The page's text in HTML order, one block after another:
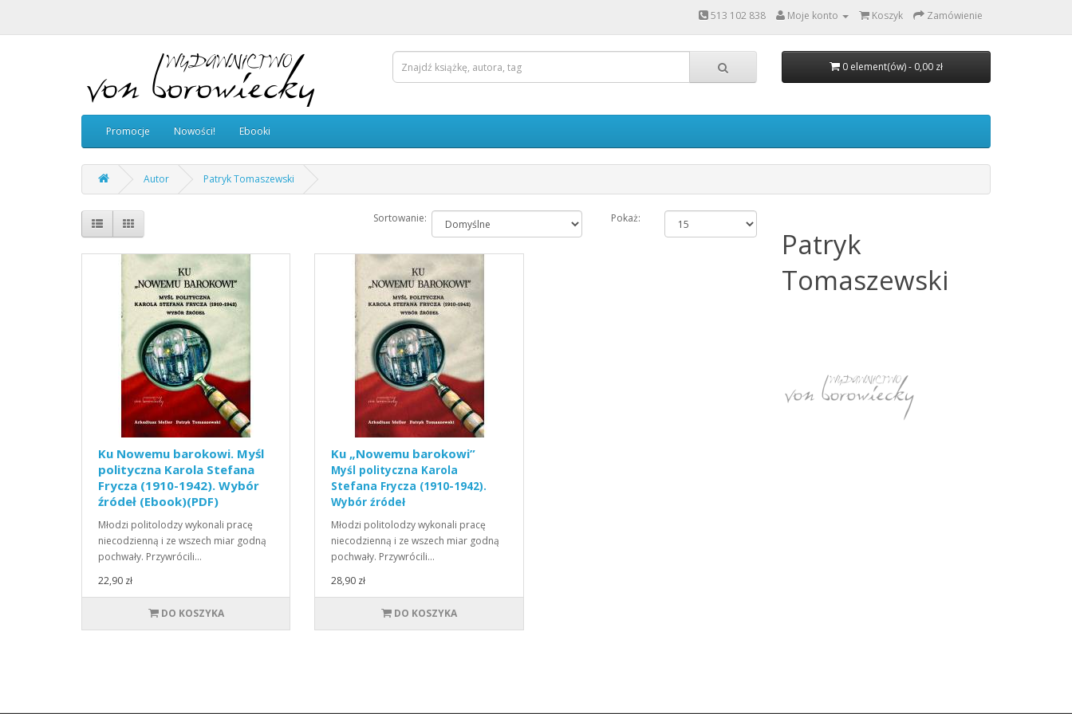
513 102 838 Moje konto Koszyk Zamówienie
0 element(ów) - 0,00 zł
Promocje Nowości! Ebooki
Autor Patryk Tomaszewski
Sortowanie: Pokaż:
Ku Nowemu barokowi. Myśl
polityczna Karola Stefana
Frycza (1910-1942). Wybór
źródeł (Ebook)(PDF)
Młodzi politolodzy wykonali pracę
niecodzienną i ze wszech miar godną
pochwały. Przywrócili…
22,90 zł
DO KOSZYKA
Ku „Nowemu barokowi”
Myśl polityczna Karola
Stefana Frycza (1910-1942).
Wybór źródeł
Młodzi politolodzy wykonali pracę
niecodzienną i ze wszech miar godną
pochwały. Przywrócili…
28,90 zł
DO KOSZYKA
Patryk
Tomaszewski